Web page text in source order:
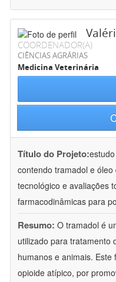
COORDENADOR(A)
CIÊNCIAS AGRÁRIAS
Medicina Veterinária
Título do Projeto:
contendo tramadol e
tecnológico e avaliações
farmacodinâmicas para
Resumo: O tramadol é
utilizado para tratamento
humanos e animais.
opioide atípico, por